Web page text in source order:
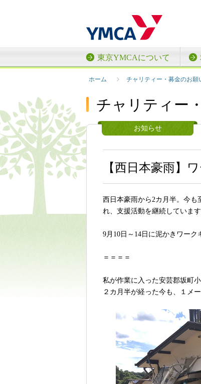
東京YMCAについて
ホーム チャリティー・募金のお願
チャリティー
お知らせ
【西日本豪雨】
西日本豪雨から2カ月半。今も
れ、支援活動を継続しています
9月10日～14日に泥かきワー
＝＝＝＝
私が作業に入った安芸郡坂町
２カ月半が経った今も、１メ